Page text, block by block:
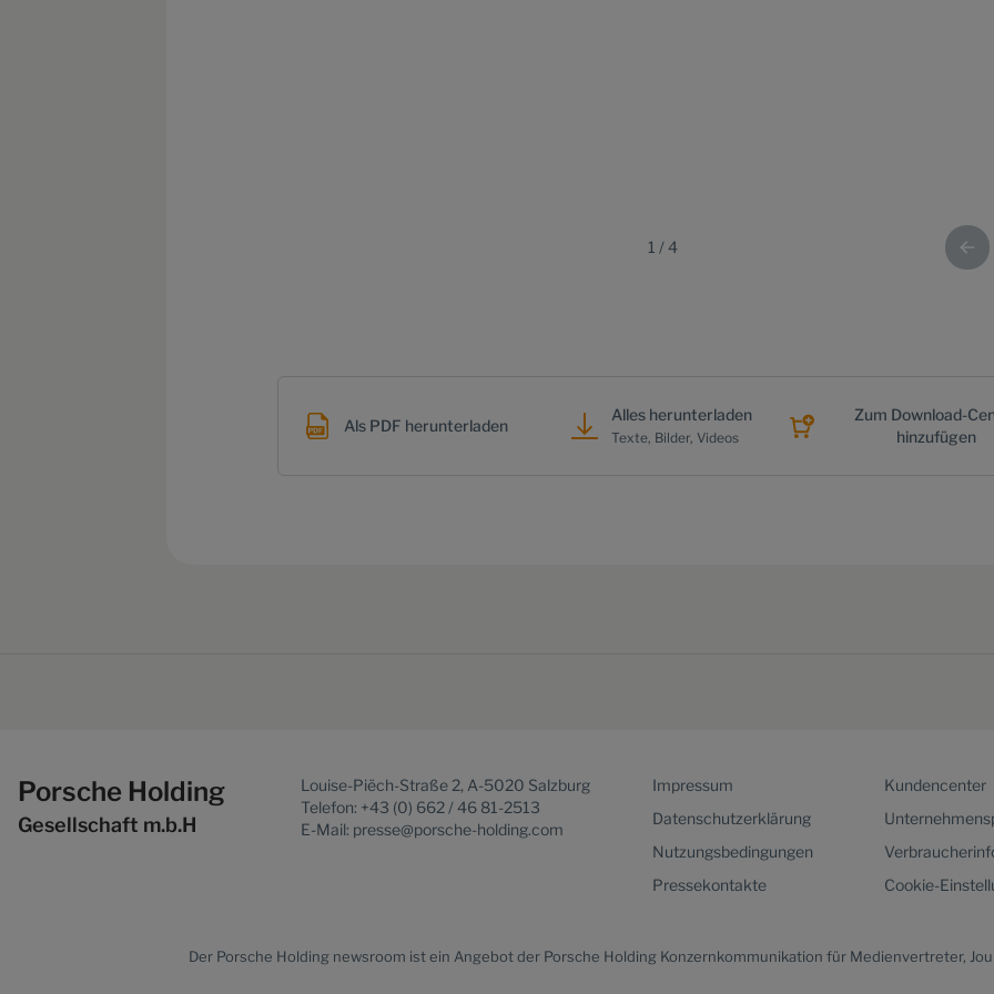
1 /4
Als PDF herunterladen
Alles herunterladen
Texte, Bilder, Videos
Zum Download-
hinzufügen
Porsche Holding
Gesellschaft m.b.H
Louise-Piëch-Straße 2, A-5020 Salzburg
Telefon: +43 (0) 662 / 46 81-2513
E-Mail: presse@porsche-holding.com
Impressum
Datenschutzerklärung
Nutzungsbedingungen
Pressekontakte
Kundencenter
Cookie-
Der Porsche Holding newsroom ist ein Angebot der Porsche Holding Konzernkommunikation für Medienvertreter,